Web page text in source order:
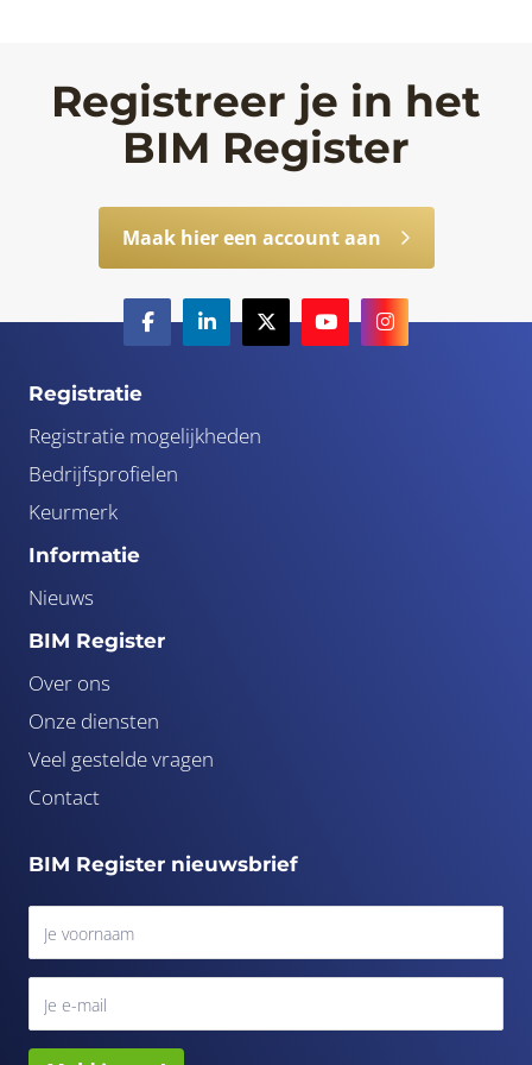
Registreer je in het
BIM Register
Maak hier een account aan
Registratie
Registratie mogelijkheden
Bedrijfsprofielen
Keurmerk
Informatie
Nieuws
BIM Register
Over ons
Onze diensten
Veel gestelde vragen
Contact
BIM Register nieuwsbrief